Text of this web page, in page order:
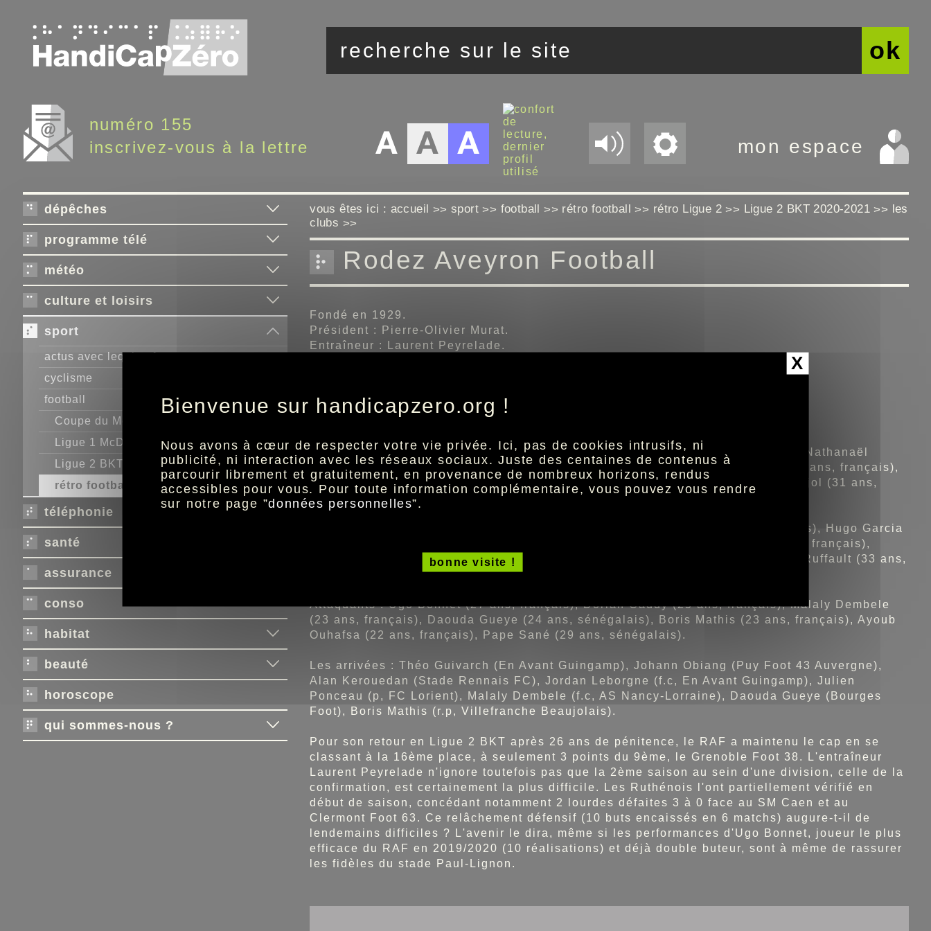
ok
numéro 155
inscrivez-vous à la lettre
mon espace
dépêches
programme télé
météo
culture et loisirs
sport
actus avec lequipe.fr
cyclisme
football
Coupe du Monde de la
Ligue 1 McDonald's
Ligue 2 BKT
rétro football
téléphonie
santé
assurance
conso
habitat
beauté
horoscope
qui sommes-nous ?
vous êtes ici : accueil >> sport >> football >> rétro football >> rétro Ligue 2>> Ligue 2 BKT 2020-2021>> les
clubs >>
Rodez Aveyron Football
Fondé en 1929.
Président : Pierre-Olivier Murat.
Entraîneur : Laurent Peyrelade.
Défenseurs : Pierre Bardy (28 ans, français), Rémy Boissier (26 ans, français), Nathanaël
Dieng (23 ans, français), Joris Chougrani (29 ans, français), Valentin Henry (27 ans, français),
Johann Obiang (27 ans, français), Alexis Peyrelade (23 ans, français), Loïc Poujol (31 ans,
français), Yohan Roche (26 ans, français), Amiran Sanaia (31 ans, géorgien).
Milieux : Francis Dady N'Goy (30 ans, français), Didier Douline (27 ans, français), Hugo Garcia
(22 ans, français), Alan Kerouedan (20 ans, français), Jordan Leborgne (25 ans, français),
Nassim Ouammou (27 ans, français), Julien Ponceau (19 ans, français), Pierre Ruffault (33 ans,
français), Aurélien Tertereau (29 ans, français).
Attaquants : Ugo Bonnet (27 ans, français), Dorian Caddy (25 ans, français), Malaly Dembele
(23 ans, français), Daouda Gueye (24 ans, sénégalais), Boris Mathis (23 ans, français), Ayoub
Ouhafsa (22 ans, français), Pape Sané (29 ans, sénégalais).
Les arrivées : Théo Guivarch (En Avant Guingamp), Johann Obiang (Puy Foot 43 Auvergne),
Alan Kerouedan (Stade Rennais FC), Jordan Leborgne (f.c, En Avant Guingamp), Julien
Ponceau (p, FC Lorient), Malaly Dembele (f.c, AS Nancy-Lorraine), Daouda Gueye (Bourges
Foot), Boris Mathis (r.p, Villefranche Beaujolais).
Pour son retour en Ligue 2 BKT après 26 ans de pénitence, le RAF a maintenu le cap en se
classant à la 16ème place, à seulement 3 points du 9ème, le Grenoble Foot 38. L'entraîneur
Laurent Peyrelade n'ignore toutefois pas que la 2ème saison au sein d'une division, celle de la
confirmation, est certainement la plus difficile. Les Ruthénois l'ont partiellement vérifié en
début de saison, concédant notamment 2 lourdes défaites 3 à 0 face au SM Caen et au
Clermont Foot 63. Ce relâchement défensif (10 buts encaissés en 6 matchs) augure-t-il de
lendemains difficiles ? L'avenir le dira, même si les performances d'Ugo Bonnet, joueur le plus
efficace du RAF en 2019/2020 (10 réalisations) et déjà double buteur, sont à même de rassurer
les fidèles du stade Paul-Lignon.
X
Bienvenue sur handicapzero.org !
Nous avons à cœur de respecter votre vie privée. Ici, pas de cookies intrusifs, ni
publicité, ni interaction avec les réseaux sociaux. Juste des centaines de contenus à
parcourir librement et gratuitement, en provenance de nombreux horizons, rendus
accessibles pour vous. Pour toute information complémentaire, vous pouvez vous rendre
sur notre page ”données personnelles”.
bonne visite !